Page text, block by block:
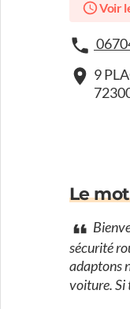
Voir
9
Le
sécurité
adaptons
voiture. Si